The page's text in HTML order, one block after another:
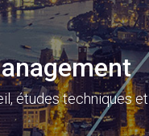
études techniques